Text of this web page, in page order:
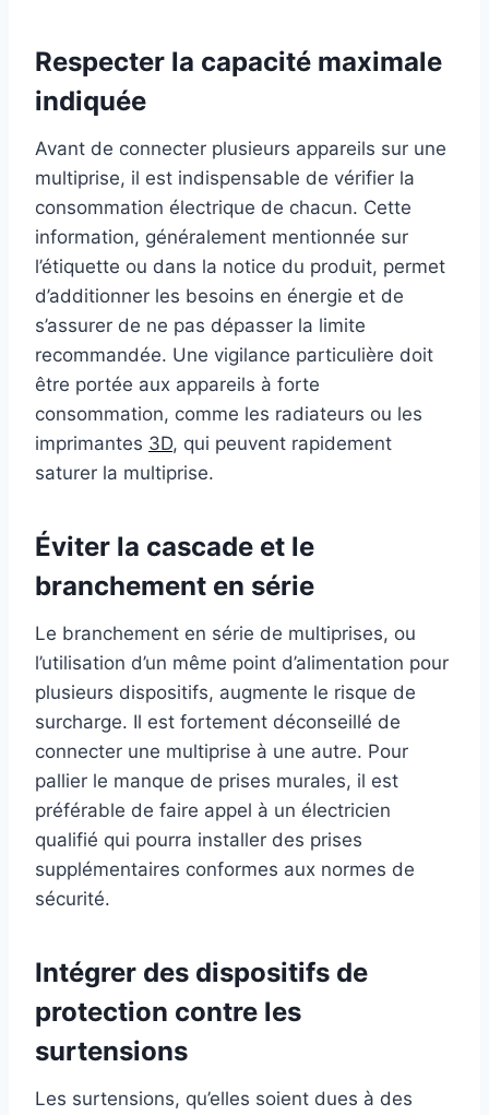
Respecter la capacité maximale
indiquée
Avant de connecter plusieurs appareils sur une
multiprise, il est indispensable de vérifier la
consommation électrique de chacun. Cette
information, généralement mentionnée sur
l’étiquette ou dans la notice du produit, permet
d’additionner les besoins en énergie et de
s’assurer de ne pas dépasser la limite
recommandée. Une vigilance particulière doit
être portée aux appareils à forte
consommation, comme les radiateurs ou les
imprimantes 3D, qui peuvent rapidement
saturer la multiprise.
Éviter la cascade et le
branchement en série
Le branchement en série de multiprises, ou
l’utilisation d’un même point d’alimentation pour
plusieurs dispositifs, augmente le risque de
surcharge. Il est fortement déconseillé de
connecter une multiprise à une autre. Pour
pallier le manque de prises murales, il est
préférable de faire appel à un électricien
qualifié qui pourra installer des prises
supplémentaires conformes aux normes de
sécurité.
Intégrer des dispositifs de
protection contre les
surtensions
Les surtensions, qu’elles soient dues à des